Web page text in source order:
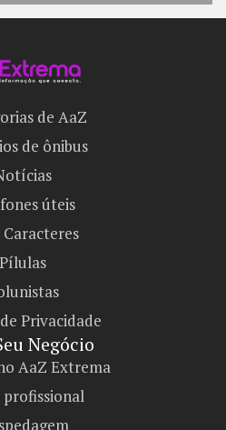
de AaZ
de ônibus
úteis
Caracteres
Pílulas
Privacidade
Negócio​
AaZ Extrema
profissional